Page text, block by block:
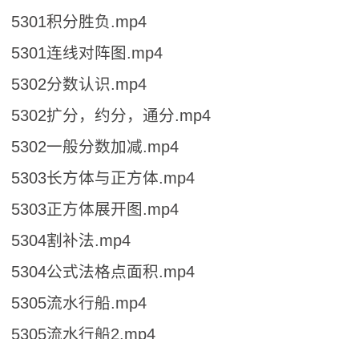
5301积分胜负.mp4
5301连线对阵图.mp4
5302分数认识.mp4
5302扩分，约分，通分.mp4
5302一般分数加减.mp4
5303长方体与正方体.mp4
5303正方体展开图.mp4
5304割补法.mp4
5304公式法格点面积.mp4
5305流水行船.mp4
5305流水行船2.mp4